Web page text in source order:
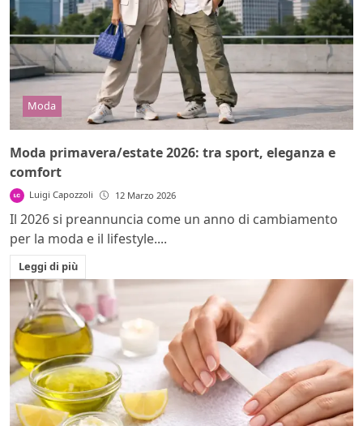
Moda
Moda primavera/estate 2026: tra sport, eleganza e
comfort
Luigi Capozzoli 12 Marzo 2026
Il 2026 si preannuncia come un anno di cambiamento
per la moda e il lifestyle....
Leggi di più